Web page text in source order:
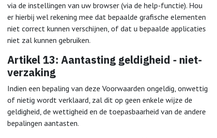
via de instellingen van uw browser (via de help-functie). Hou
er hierbij wel rekening mee dat bepaalde grafische elementen
niet correct kunnen verschijnen, of dat u bepaalde applicaties
niet zal kunnen gebruiken.
Artikel 13: Aantasting geldigheid - niet-
verzaking
Indien een bepaling van deze Voorwaarden ongeldig, onwettig
of nietig wordt verklaard, zal dit op geen enkele wijze de
geldigheid, de wettigheid en de toepasbaarheid van de andere
bepalingen aantasten.